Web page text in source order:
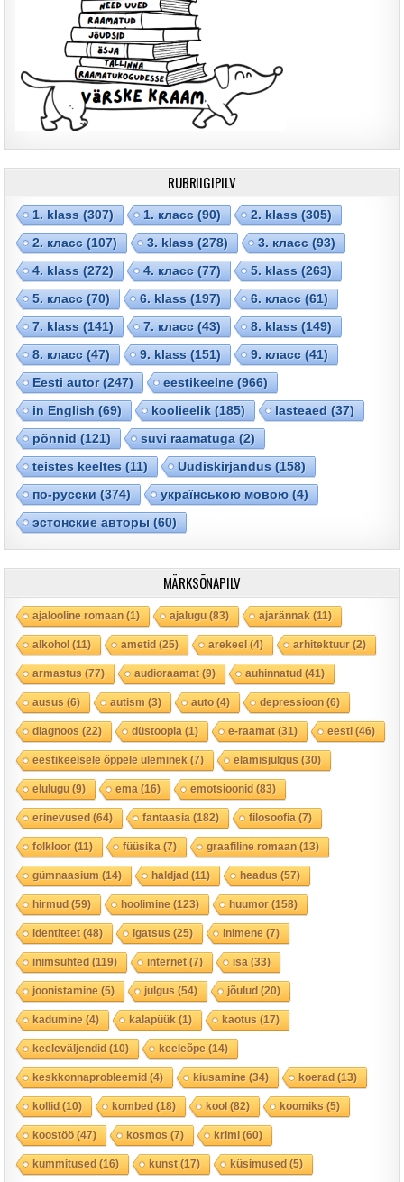
RUBRIIGIPILV
1. klass (307) 1. класс (90) 2. klass (305)
2. класс (107) 3. klass (278) 3. класс (93)
4. klass (272) 4. класс (77) 5. klass (263)
5. класс (70) 6. klass (197) 6. класс (61)
7. klass (141) 7. класс (43) 8. klass (149)
8. класс (47) 9. klass (151) 9. класс (41)
Eesti autor(247) eestikeelne (966)
in English (69) koolieelik (185) lasteaed (37)
põnnid (121) suvi raamatuga (2)
teistes keeltes (11) Uudiskirjandus (158)
по-русски (374) українською мовою (4)
эстонские авторы (60)
MÄRKSÕNAPILV
ajalooline romaan(1) ajalugu(83) ajarännak (11)
alkohol(11) ametid(25) arekeel(4) arhitektuur(2)
armastus (77) audioraamat(9) auhinnatud(41)
ausus (6) autism (3) auto(4) depressioon(6)
diagnoos (22) düstoopia (1) e-raamat(31) eesti(46)
eestikeelsele õppele üleminek (7) elamisjulgus (30)
elulugu(9) ema (16) emotsioonid(83)
erinevused(64) fantaasia (182) filosoofia (7)
folkloor(11) füüsika (7) graafiline romaan(13)
gümnaasium (14) haldjad(11) headus (57)
hirmud(59) hoolimine (123) huumor(158)
identiteet(48) igatsus (25) inimene (7)
inimsuhted(119) internet(7) isa (33)
joonistamine (5) julgus (54) jõulud(20)
kadumine (4) kalapüük (1) kaotus (17)
keeleväljendid(10) keeleõpe (14)
keskkonnaprobleemid(4) kiusamine (34) koerad(13)
kollid(10) kombed(18) kool(82) koomiks (5)
koostöö(47) kosmos (7) krimi(60)
kummitused(16) kunst(17) küsimused(5)